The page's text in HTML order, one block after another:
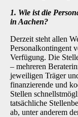
1. Wie ist die
in Aachen?
Derzeit steht allen
Personalkontingent
Verfügung. Die
– mehreren
jeweiligen Träger
finanzierende und
Stellen
tatsächliche
ab, unter anderem